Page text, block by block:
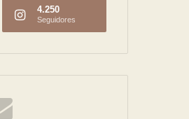
4.250
Seguidores